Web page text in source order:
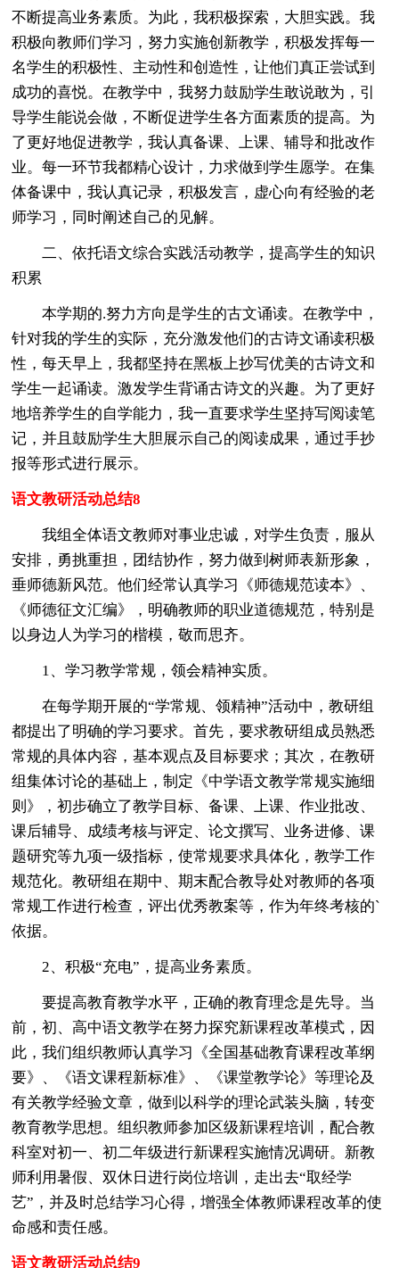
不断提高业务素质。为此，我积极探索，大胆实践。我
积极向教师们学习，努力实施创新教学，积极发挥每一
名学生的积极性、主动性和创造性，让他们真正尝试到
成功的喜悦。在教学中，我努力鼓励学生敢说敢为，引
导学生能说会做，不断促进学生各方面素质的提高。为
了更好地促进教学，我认真备课、上课、辅导和批改作
业。每一环节我都精心设计，力求做到学生愿学。在集
体备课中，我认真记录，积极发言，虚心向有经验的老
师学习，同时阐述自己的见解。
二、依托语文综合实践活动教学，提高学生的知识
积累
本学期的.努力方向是学生的古文诵读。在教学中，
针对我的学生的实际，充分激发他们的古诗文诵读积极
性，每天早上，我都坚持在黑板上抄写优美的古诗文和
学生一起诵读。激发学生背诵古诗文的兴趣。为了更好
地培养学生的自学能力，我一直要求学生坚持写阅读笔
记，并且鼓励学生大胆展示自己的阅读成果，通过手抄
报等形式进行展示。
语文教研活动总结8
我组全体语文教师对事业忠诚，对学生负责，服从
安排，勇挑重担，团结协作，努力做到树师表新形象，
垂师德新风范。他们经常认真学习《师德规范读本》、
《师德征文汇编》，明确教师的职业道德规范，特别是
以身边人为学习的楷模，敬而思齐。
1、学习教学常规，领会精神实质。
在每学期开展的“学常规、领精神”活动中，教研组
都提出了明确的学习要求。首先，要求教研组成员熟悉
常规的具体内容，基本观点及目标要求；其次，在教研
组集体讨论的基础上，制定《中学语文教学常规实施细
则》，初步确立了教学目标、备课、上课、作业批改、
课后辅导、成绩考核与评定、论文撰写、业务进修、课
题研究等九项一级指标，使常规要求具体化，教学工作
规范化。教研组在期中、期末配合教导处对教师的各项
常规工作进行检查，评出优秀教案等，作为年终考核的`
依据。
2、积极“充电”，提高业务素质。
要提高教育教学水平，正确的教育理念是先导。当
前，初、高中语文教学在努力探究新课程改革模式，因
此，我们组织教师认真学习《全国基础教育课程改革纲
要》、《语文课程新标准》、《课堂教学论》等理论及
有关教学经验文章，做到以科学的理论武装头脑，转变
教育教学思想。组织教师参加区级新课程培训，配合教
科室对初一、初二年级进行新课程实施情况调研。新教
师利用暑假、双休日进行岗位培训，走出去“取经学
艺”，并及时总结学习心得，增强全体教师课程改革的使
命感和责任感。
语文教研活动总结9